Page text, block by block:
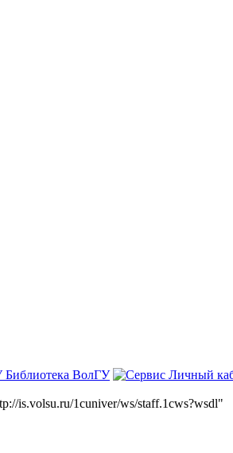
Библиотека ВолГУ
is.volsu.ru/1cuniver/ws/staff.1cws?wsdl"